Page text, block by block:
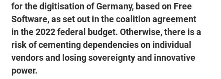
for the digitisation of Germany, based on Free
Software, as set out in the coalition agreement
in the 2022 federal budget. Otherwise, there is a
risk of cementing dependencies on individual
vendors and losing sovereignty and innovative
power.